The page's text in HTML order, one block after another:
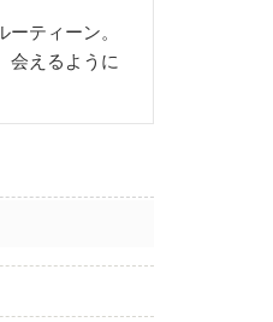
ティーン。
会えるように